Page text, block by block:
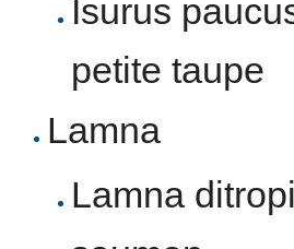
Isurus
petite taupe
Lamna
Lamna